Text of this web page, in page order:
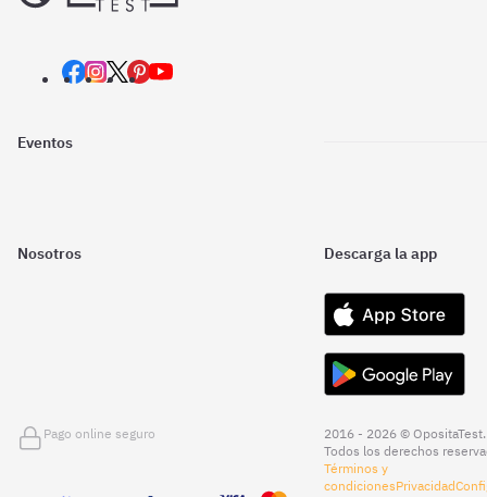
Eventos
Nosotros Descarga la app
Pago online seguro
2016 - 2026 © OpositaTest.
Todos los derechos
Términos y
condicionesPrivacidad